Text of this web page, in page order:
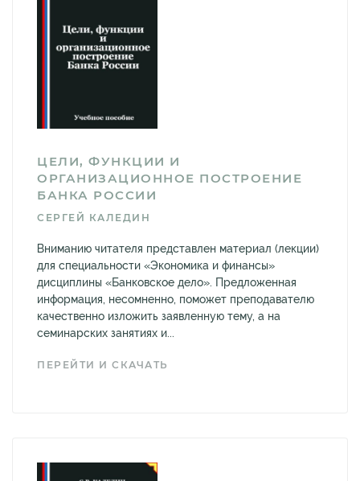
ЦЕЛИ, ФУНКЦИИ И
ОРГАНИЗАЦИОННОЕ ПОСТРОЕНИЕ
БАНКА РОССИИ
СЕРГЕЙ КАЛЕДИН
Вниманию читателя представлен материал (лекции)
для специальности «Экономика и финансы»
дисциплины «Банковское дело». Предложенная
информация, несомненно, поможет преподавателю
качественно изложить заявленную тему, а на
семинарских занятиях и...
ПЕРЕЙТИ И СКАЧАТЬ